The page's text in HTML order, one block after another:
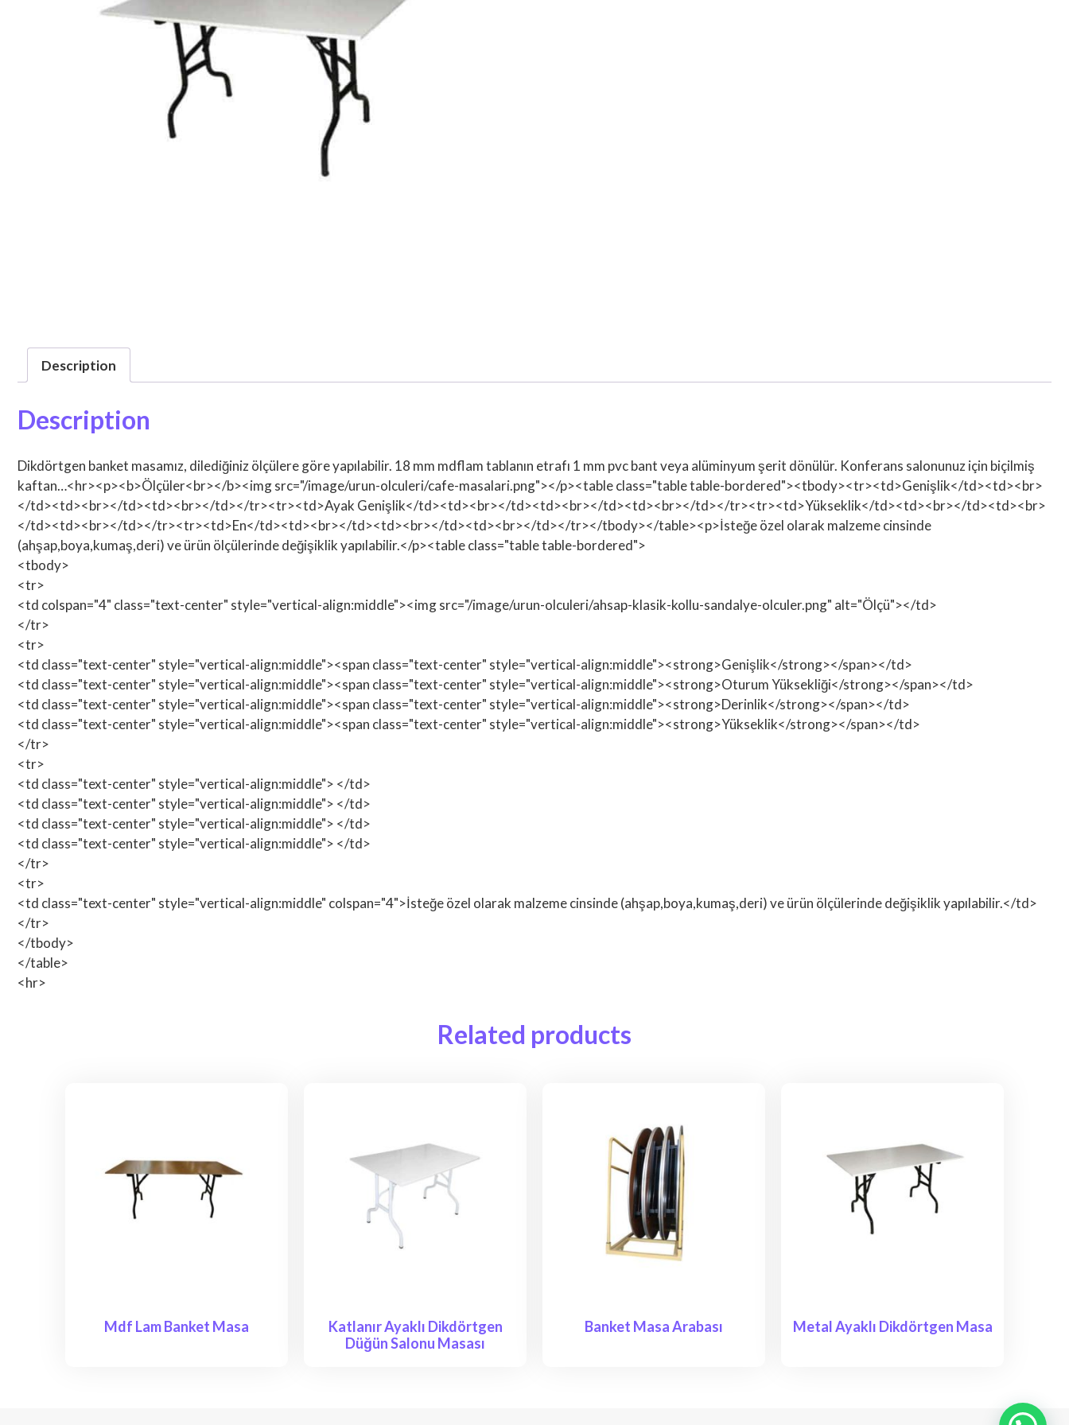
Description
Description
Dikdörtgen banket masamız, dilediğiniz ölçülere göre yapılabilir. 18 mm mdflam tablanın etrafı 1 mm pvc bant veya alüminyum şerit dönülür. Konferans salonunuz için biçilmiş
kaftan…<hr><p><b>Ölçüler<br></b><img src="/image/urun-olculeri/cafe-masalari.png"></p><table class="table table-bordered"><tbody><tr><td>Genişlik</td><td><br>
</td><td><br></td><td><br></td></tr><tr><td>Ayak Genişlik</td><td><br></td><td><br></td><td><br></td></tr><tr><td>Yükseklik</td><td><br></td><td><br>
</td><td><br></td></tr><tr><td>En</td><td><br></td><td><br></td><td><br></td></tr></tbody></table><p>İsteğe özel olarak malzeme cinsinde
(ahşap,boya,kumaş,deri) ve ürün ölçülerinde değişiklik yapılabilir.</p><table class="table table-bordered">
<tbody>
<tr>
<td colspan="4" class="text-center" style="vertical-align:middle"><img src="/image/urun-olculeri/ahsap-klasik-kollu-sandalye-olculer.png" alt="Ölçü"></td>
</tr>
<tr>
<td class="text-center" style="vertical-align:middle"><span class="text-center" style="vertical-align:middle"><strong>Genişlik</strong></span></td>
<td class="text-center" style="vertical-align:middle"><span class="text-center" style="vertical-align:middle"><strong>Oturum Yüksekliği</strong></span></td>
<td class="text-center" style="vertical-align:middle"><span class="text-center" style="vertical-align:middle"><strong>Derinlik</strong></span></td>
<td class="text-center" style="vertical-align:middle"><span class="text-center" style="vertical-align:middle"><strong>Yükseklik</strong></span></td>
</tr>
<tr>
<td class="text-center" style="vertical-align:middle"> </td>
<td class="text-center" style="vertical-align:middle"> </td>
<td class="text-center" style="vertical-align:middle"> </td>
<td class="text-center" style="vertical-align:middle"> </td>
</tr>
<tr>
<td class="text-center" style="vertical-align:middle" colspan="4">İsteğe özel olarak malzeme cinsinde (ahşap,boya,kumaş,deri) ve ürün ölçülerinde değişiklik yapılabilir.</td>
</tr>
</tbody>
</table>
<hr>
Related products
Mdf Lam Banket Masa
Katlanır Ayaklı Dikdörtgen
Düğün Salonu Masası
Banket Masa Arabası Metal Ayaklı Dikdörtgen Masa